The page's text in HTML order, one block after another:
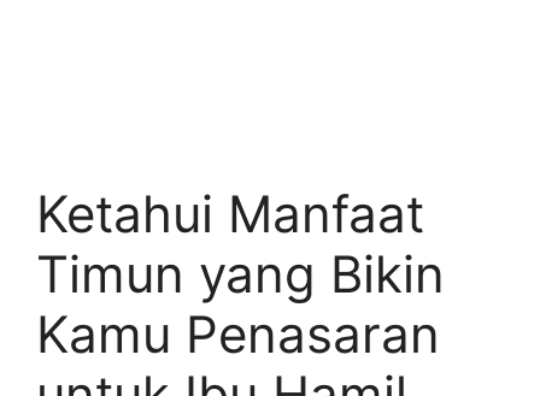
Ketahui Manfaat
Timun yang Bikin
Kamu Penasaran